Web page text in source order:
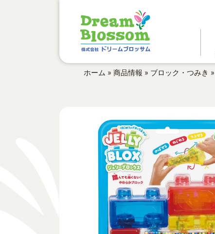
ホーム » 商品情報 » ブロック・つみき »